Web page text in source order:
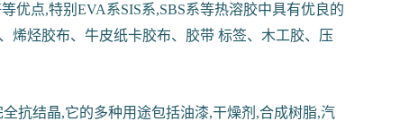
优点,特别EVA系SIS系,SBS系等热溶胶中具有优良的
烯烃胶布、牛皮纸卡胶布、胶带 标签、木工胶、压
抗结晶,它的多种用途包括油漆,干燥剂,合成树脂,汽